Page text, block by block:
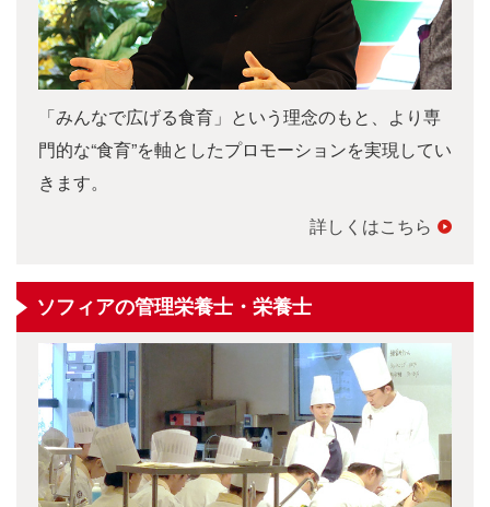
「みんなで広げる食育」という理念のもと、より専
門的な“食育”を軸としたプロモーションを実現してい
きます。
詳しくはこちら
ソフィアの管理栄養士・栄養士